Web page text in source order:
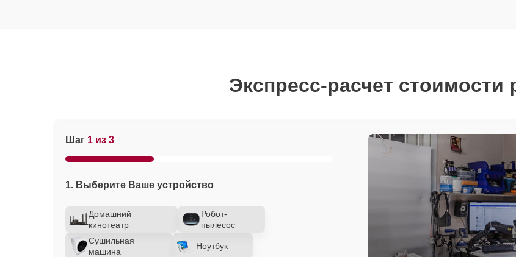
Экспресс-расчет стоимости
Шаг 1 из 3
1. Выберите Ваше устройство
Домашний
кинотеатр
Робот-
пылесос
Сушильная
машина
Ноутбук